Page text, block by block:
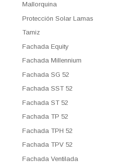
Mallorquina
Protección Solar Lamas
Tamiz
Fachada Equity
Fachada Millennium
Fachada SG 52
Fachada SST 52
Fachada ST 52
Fachada TP 52
Fachada TPH 52
Fachada TPV 52
Fachada Ventilada